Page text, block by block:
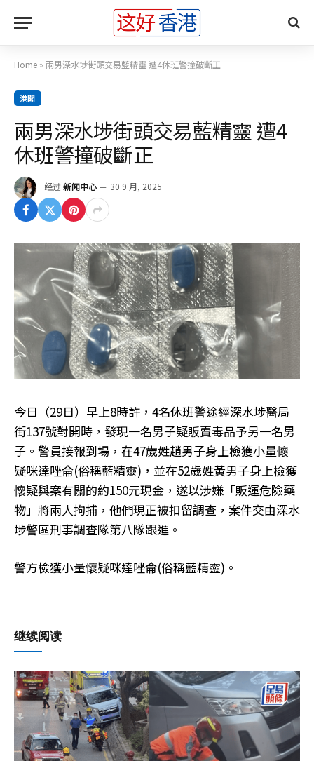
Home » 兩男深水埗街頭交易藍精靈 遭4休班警撞破斷正
港聞
兩男深水埗街頭交易藍精靈 遭4
休班警撞破斷正
经过 新闻中心 30 9 月, 2025
今日（29日）早上8時許，4名休班警途經深水埗醫局
街137號對開時，發現一名男子疑販賣毒品予另一名男
子。警員接報到場，在47歲姓趙男子身上檢獲小量懷
疑咪達唑侖(俗稱藍精靈)，並在52歲姓黃男子身上檢獲
懷疑與案有關的約150元現金，遂以涉嫌「販運危險藥
物」將兩人拘捕，他們現正被扣留調查，案件交由深水
埗警區刑事調查隊第八隊跟進。
警方檢獲小量懷疑咪達唑侖(俗稱藍精靈)。
继续阅读